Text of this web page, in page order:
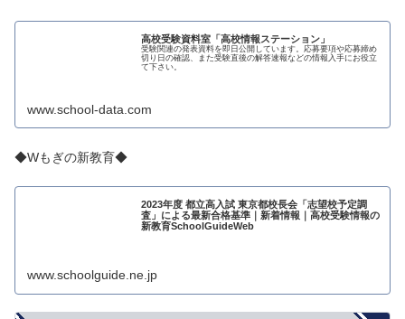
高校受験資料室「高校情報ステーション」
受験関連の発表資料を即日公開しています。応募要項や応募締め
切り日の確認、また受験直後の解答速報などの情報入手にお役立
て下さい。
www.school-data.com
◆Wもぎの新教育◆
2023年度 都立高入試 東京都校長会「志望校予定調
査」による最新合格基準｜新着情報｜高校受験情報の
新教育SchoolGuideWeb
www.schoolguide.ne.jp